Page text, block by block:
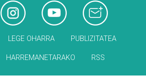
LEGE OHARRA PUBLIZITATEA
HARREMANETARAKO RSS